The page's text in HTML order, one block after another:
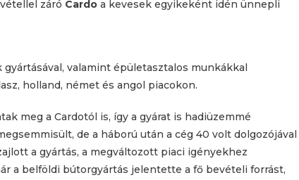
záró Cardo a kevesek egyikeként idén ünnepli
valamint épületasztalos munkákkal
holland, német és angol piacokon.
meg a Cardotól is, így a gyárat is hadiüzemmé
de a háború után a cég 40 volt dolgozójával
a gyártás, a megváltozott piaci igényekhez
a belföldi bútorgyártás jelentette a fő bevételi forrást,